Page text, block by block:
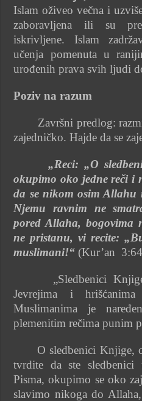
Islam oživeo večna i
zaboravljena ili su
iskrivljene. Islam
učenja pomenuta u
urođenih prava svih ljudi
Poziv na razum
Završni predlog:
zajedničko. Hajde da se
„Reci: „O
okupimo oko jedne reči i
da se nikom osim
Njemu ravnim ne
pored Allaha, bogovima
ne pristanu, vi recite:
muslimani!“ (Kur’an
„Sledbenici
Jevrejima i
Muslimanima je
plemenitim rečima punim
O sledbenici Knjige,
tvrdite da ste sledbenici
Pisma, okupimo se oko
slavimo nikoga do